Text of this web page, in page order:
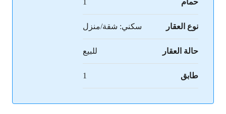
حمام 1
نوع العقار سكني: شقة/منزل
حالة العقار للبيع
طابق 1